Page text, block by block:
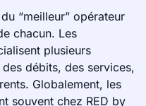
“meilleur” opérateur
chacun. Les
plusieurs
débits, des services,
Globalement, les
souvent chez RED by